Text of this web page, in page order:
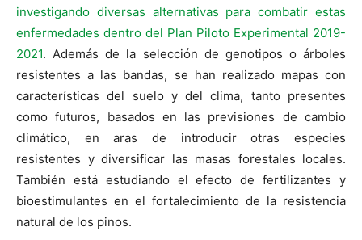
investigando diversas alternativas para combatir estas
enfermedades dentro del Plan Piloto Experimental 2019-
2021. Además de la selección de genotipos o árboles
resistentes a las bandas, se han realizado mapas con
características del suelo y del clima, tanto presentes
como futuros, basados en las previsiones de cambio
climático, en aras de introducir otras especies
resistentes y diversificar las masas forestales locales.
También está estudiando el efecto de fertilizantes y
bioestimulantes en el fortalecimiento de la resistencia
natural de los pinos.